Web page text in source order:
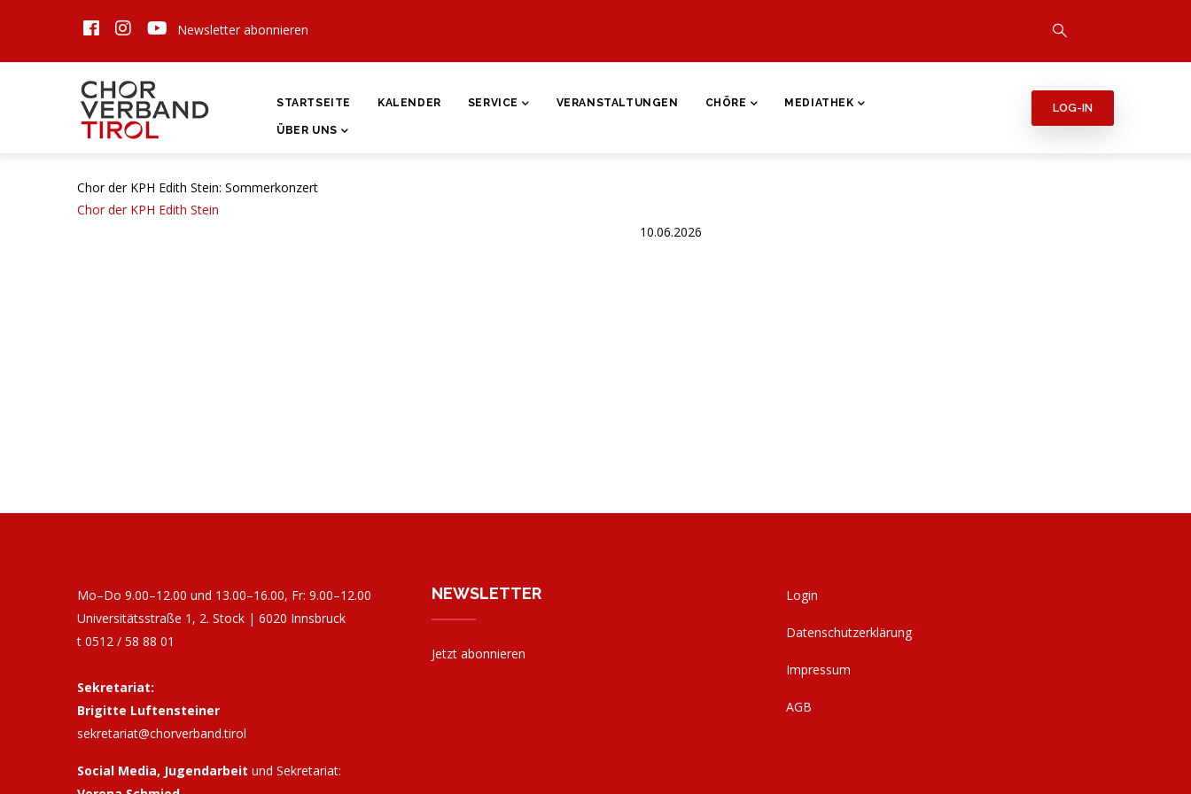
Newsletter abonnieren
HAUPTNAVIGATION
STARTSEITE KALENDER SERVICE VERANSTALTUNGEN CHÖRE MEDIATHEK
ÜBER UNS
LOG-IN
Chor der KPH Edith Stein: Sommerkonzert
Chor der KPH Edith Stein
10.06.2026
Mo–Do 9.00–12.00 und 13.00–16.00, Fr: 9.00–12.00
Universitätsstraße 1, 2. Stock | 6020 Innsbruck
t 0512 / 58 88 01
Sekretariat:
Brigitte Luftensteiner
sekretariat@chorverband.tirol
Social Media, Jugendarbeit und Sekretariat:
NEWSLETTER
Jetzt abonnieren
Login
Datenschutzerklärung
Impressum
AGB